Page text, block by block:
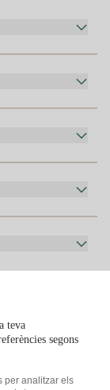
teva
segons
per analitzar els